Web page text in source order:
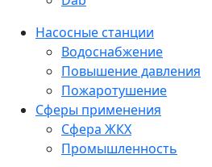
Насосные станции
Водоснабжение
Повышение давления
Пожаротушение
Сферы применения
Сфера ЖКХ
Промышленность